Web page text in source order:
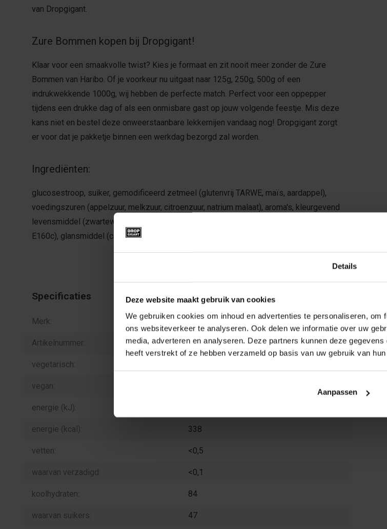
Details
Deze website maakt gebruik van cookies
We gebruiken cookies om inhoud en advertenties te personaliseren, om
ons websiteverkeer te analyseren. Ook delen we informatie over uw
media, adverteren en analyseren. Deze partners kunnen deze
heeft verstrekt of ze hebben verzameld op basis van uw gebruik van hun
Aanpassen
van Dropgigant.
Zure Bommen kopen bij Dropgigant!
Klaar voor een smaakvolle twist? Kies je formaat en zit nooit meer zonder de Zure
Bommen van Haribo. Of je voorkeur nu uitgaat naar 125g, 250g, 500g of een
indrukwekkende 1000g, wij hebben de perfecte match. Perfect voor een oppepper
tijdens een drukke dag of als een onmisbare gast op jouw volgende feestje. Mis deze
kans niet en bestel deze onweerstaanbare lekkernijen vandaag nog! Dropgigant zorgt
er voor dat je pakketje binnen een werkdag bezorgd zal worden.
Ingrediënten:
glucosestroop, suiker, gemodificeerd zetmeel (glutenvrij TARWE, maïs, aardappel),
voedingszuren (appelzuur, melkzuur, citroenzuur, natrium malaat), aroma's, kleurgevend
levensmiddel (zwartewortelconcentraat), kleurstoffen (E100, E141, E150a, E133,
E160c), glansmiddel (carnaubawas).
Specificaties
Merk: Haribo
Artikelnummer: H.05.5
vegetarisch:
vegan:
energie (kJ):
energie (kcal): 338
vetten: <0,5
waarvan verzadigd: <0,1
koolhydraten: 84
waarvan suikers: 47